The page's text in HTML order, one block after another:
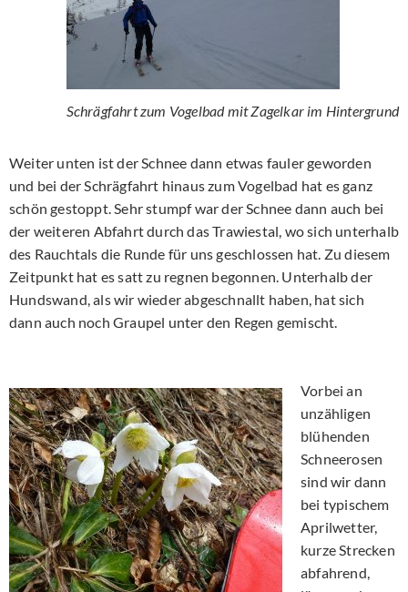
Schrägfahrt zum Vogelbad mit Zagelkar im Hintergrund
Weiter unten ist der Schnee dann etwas fauler geworden
und bei der Schrägfahrt hinaus zum Vogelbad hat es ganz
schön gestoppt. Sehr stumpf war der Schnee dann auch bei
der weiteren Abfahrt durch das Trawiestal, wo sich unterhalb
des Rauchtals die Runde für uns geschlossen hat. Zu diesem
Zeitpunkt hat es satt zu regnen begonnen. Unterhalb der
Hundswand, als wir wieder abgeschnallt haben, hat sich
dann auch noch Graupel unter den Regen gemischt.
Vorbei an
unzähligen
blühenden
Schneerosen
sind wir dann
bei typischem
Aprilwetter,
kurze Strecken
abfahrend,